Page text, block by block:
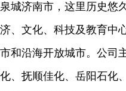
泉城济南市，这里历史悠
济、文化、科技及教育中
市和沿海开放城市。公司
化、抚顺佳化、岳阳石化